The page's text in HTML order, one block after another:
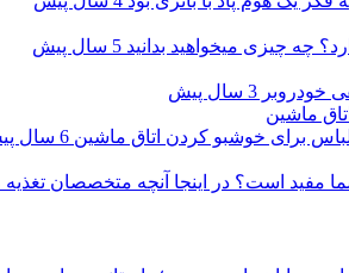
چه چیزی میخواهید بدانید 5 سال پیش
خودروبر 3 سال پیش
لباس برای خوشبو کردن اتاق ماشین 6 سال پیش
مفید است؟ در اینجا آنچه متخصصان